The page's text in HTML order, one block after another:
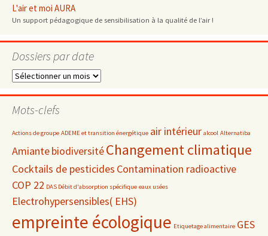
L'air et moi AURA
Un support pédagogique de sensibilisation à la qualité de l’air !
Dossiers par date
Dossiers
date
Mots-clefs
Actions de groupe ADEME et transition énergétique air intérieur alcool Alternatiba
AmiantebiodiversitéChangement climatique
Cocktails de pesticides Contamination radioactive
COP 22 DAS Débit d'absorption spécifique eaux usées
Electrohypersensibles( EHS)
empreinte écologique Etiquetage alimentaire GES